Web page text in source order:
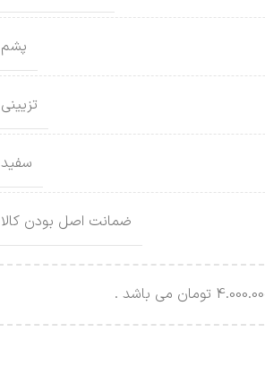
پشم
تزیینی
سفید
ضمانت اصل بودن کالا